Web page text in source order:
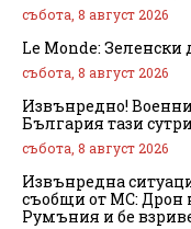
събота, 8 август 2026
Le Monde: Зеленски
събота, 8 август 2026
Извънредно!
България тази
събота, 8 август 2026
Извънредна
съобщи от МС: Дрон
Румъния и бе